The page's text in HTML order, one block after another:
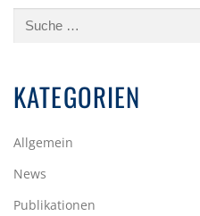
Suche
KATEGORIEN
Allgemein
News
Publikationen